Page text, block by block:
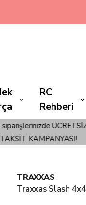
RC
Rehberi
ile Gönderim
Cyp
TRAXXAS
Traxxas Slash